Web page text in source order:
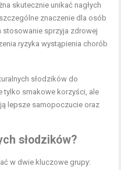
skutecznie unikać nagłych
znaczenie dla osób
stosowanie sprzyja zdrowej
ryzyka wystąpienia chorób
słodzików do
tylko smakowe korzyści, ale
lepsze samopoczucie oraz
słodzików?
w dwie kluczowe grupy: